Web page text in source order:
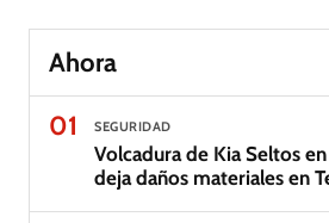
Ahora
01
SEGURIDAD
Volcadura de Kia Seltos
deja daños materiales en